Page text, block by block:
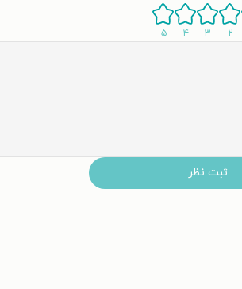
۲ ۳ ۴ ۵
ثبت نظر